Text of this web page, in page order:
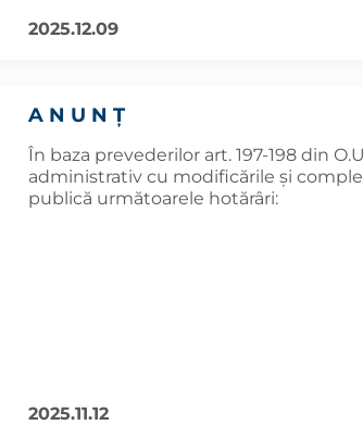
2025.12.09
A N U N Ţ
În baza prevederilor art. 197-198 din
administrativ cu modificările și
publică următoarele hotărâri:
2025.11.12